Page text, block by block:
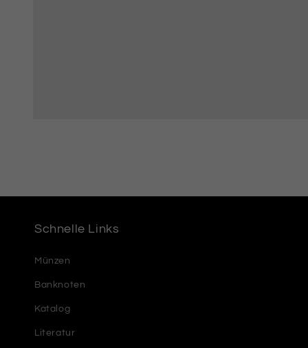
Schnelle Links
Münzen
Banknoten
Katalog
Literatur